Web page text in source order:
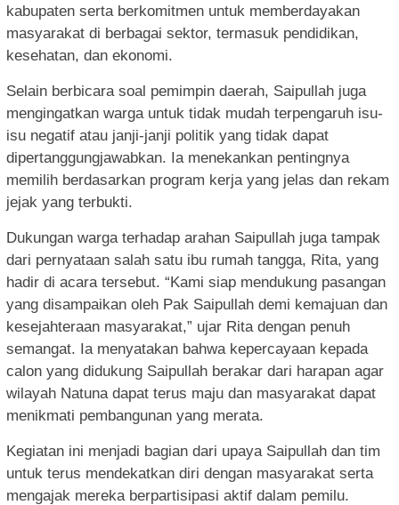
kabupaten serta berkomitmen untuk memberdayakan
masyarakat di berbagai sektor, termasuk pendidikan,
kesehatan, dan ekonomi.
Selain berbicara soal pemimpin daerah, Saipullah juga
mengingatkan warga untuk tidak mudah terpengaruh isu-
isu negatif atau janji-janji politik yang tidak dapat
dipertanggungjawabkan. Ia menekankan pentingnya
memilih berdasarkan program kerja yang jelas dan rekam
jejak yang terbukti.
Dukungan warga terhadap arahan Saipullah juga tampak
dari pernyataan salah satu ibu rumah tangga, Rita, yang
hadir di acara tersebut. “Kami siap mendukung pasangan
yang disampaikan oleh Pak Saipullah demi kemajuan dan
kesejahteraan masyarakat,” ujar Rita dengan penuh
semangat. Ia menyatakan bahwa kepercayaan kepada
calon yang didukung Saipullah berakar dari harapan agar
wilayah Natuna dapat terus maju dan masyarakat dapat
menikmati pembangunan yang merata.
Kegiatan ini menjadi bagian dari upaya Saipullah dan tim
untuk terus mendekatkan diri dengan masyarakat serta
mengajak mereka berpartisipasi aktif dalam pemilu.